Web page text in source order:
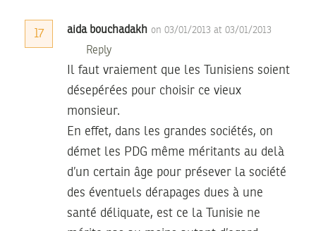
17 aida bouchadakh on 03/01/2013 at 03/01/2013
Reply
Il faut vraiement que les Tunisiens soient
désepérées pour choisir ce vieux
monsieur.
En effet, dans les grandes sociétés, on
démet les PDG même méritants au delà
d’un certain âge pour présever la société
des éventuels dérapages dues à une
santé déliquate, est ce la Tunisie ne